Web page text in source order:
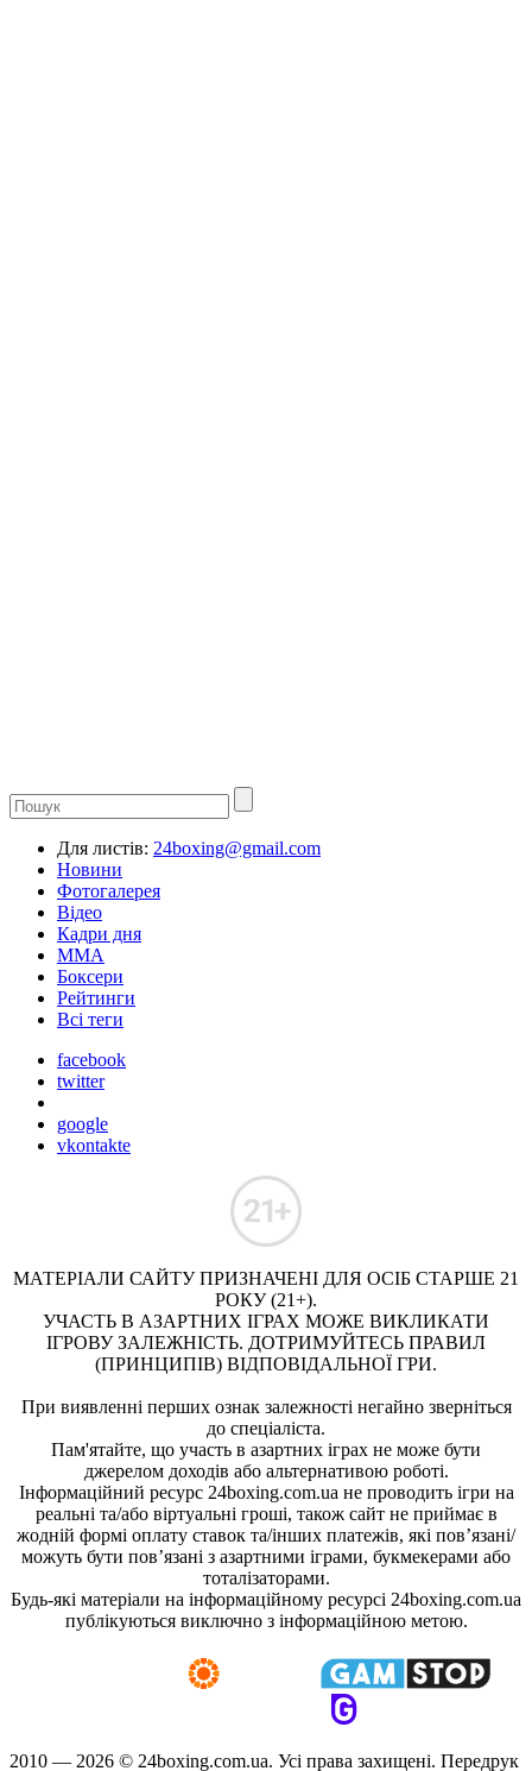
Для листів: 24boxing@gmail.com
Новини
Фотогалерея
Відео
Кадри дня
ММА
Боксери
Рейтинги
Всі теги
facebook
twitter
google
vkontakte
МАТЕРІАЛИ САЙТУ ПРИЗНАЧЕНІ ДЛЯ ОСІБ СТАРШЕ 21
РОКУ (21+).
УЧАСТЬ В АЗАРТНИХ ІГРАХ МОЖЕ ВИКЛИКАТИ
ІГРОВУ ЗАЛЕЖНІСТЬ. ДОТРИМУЙТЕСЬ ПРАВИЛ
(ПРИНЦИПІВ) ВІДПОВІДАЛЬНОЇ ГРИ.
При виявленні перших ознак залежності негайно зверніться
до спеціаліста.
Пам'ятайте, що участь в азартних іграх не може бути
джерелом доходів або альтернативою роботі.
Інформаційний ресурс 24boxing.com.ua не проводить ігри на
реальні та/або віртуальні гроші, також сайт не приймає в
жодній формі оплату ставок та/інших платежів, які пов’язані/
можуть бути пов’язані з азартними іграми, букмекерами або
тоталізаторами.
Будь-які матеріали на інформаційному ресурсі 24boxing.com.ua
публікуються виключно з інформаційною метою.
2010 — 2026 © 24boxing.com.ua. Усi права захищенi. Передрук